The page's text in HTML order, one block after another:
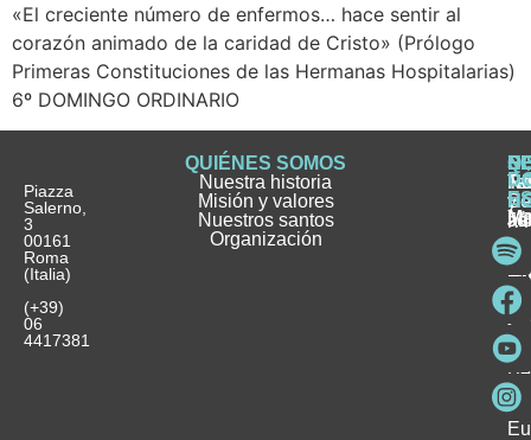
«El creciente número de enfermos… hace sentir al
corazón animado de la caridad de Cristo» (Prólogo
Primeras Constituciones de las Hermanas Hospitalarias)
6º DOMINGO ORDINARIO
Piazza
Salerno,
3
00161
Roma
(Italia)
(+39)
06
4417381
QUIÉNES SOMOS
Nuestra historia
Misión y valores
Nuestros santos
Organización
e
y
y